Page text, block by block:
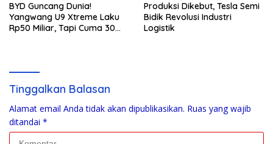
BYD Guncang Dunia!
Yangwang U9 Xtreme Laku
Rp50 Miliar, Tapi Cuma 30
Produksi Dikebut, Tesla Semi
Bidik Revolusi Industri
Logistik
Tinggalkan Balasan
Alamat email Anda tidak akan dipublikasikan. Ruas yang wajib
ditandai *